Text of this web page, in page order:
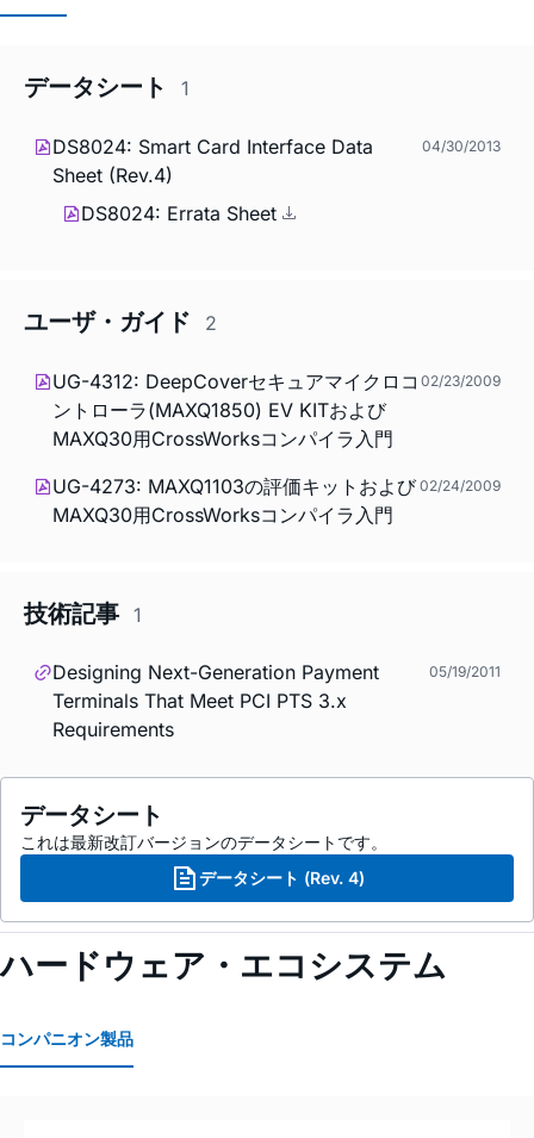
データシート 1
DS8024: Smart Card Interface Data
Sheet (Rev.4)
04/30/2013
DS8024: Errata Sheet
ユーザ・ガイド 2
UG-4312: DeepCoverセキュアマイクロコ
ントローラ(MAXQ1850) EV KITおよび
MAXQ30用CrossWorksコンパイラ入門
02/23/2009
UG-4273: MAXQ1103の評価キットおよび
MAXQ30用CrossWorksコンパイラ入門
02/24/2009
技術記事 1
Designing Next-Generation Payment
Terminals That Meet PCI PTS 3.x
Requirements
05/19/2011
データシート
これは最新改訂バージョンのデータシートです。
データシート (Rev. 4)
ハードウェア・エコシステム
コンパニオン製品